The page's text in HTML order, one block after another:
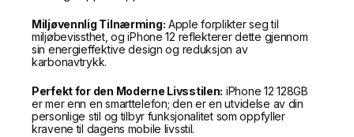
Miljøvennlig Tilnærming: Apple forplikter seg til
miljøbevissthet, og iPhone 12 reflekterer dette gjennom
sin energieffektive design og reduksjon av
karbonavtrykk.
Perfekt for den Moderne Livsstilen: iPhone 12 128GB
er mer enn en smarttelefon; den er en utvidelse av din
personlige stil og tilbyr funksjonalitet som oppfyller
kravene til dagens mobile livsstil.